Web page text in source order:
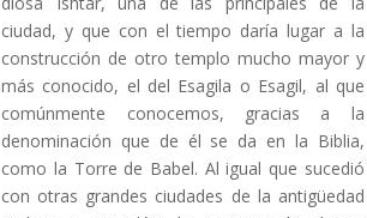
ciudad, y que con el tiempo daría lugar a la
construcción de otro templo mucho mayor y
más conocido, el del Esagila o Esagil, al que
comúnmente conocemos, gracias a la
denominación que de él se da en la Biblia,
como la Torre de Babel. Al igual que sucedió
con otras grandes ciudades de la antigüedad